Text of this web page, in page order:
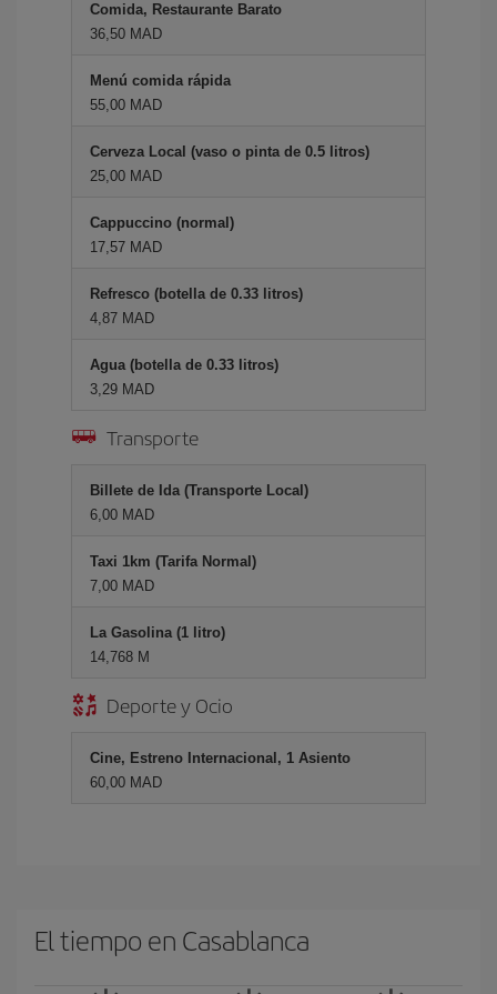
Comida, Restaurante Barato
36,50 MAD
Menú comida rápida
55,00 MAD
Cerveza Local (vaso o pinta de 0.5 litros)
25,00 MAD
Cappuccino (normal)
17,57 MAD
Refresco (botella de 0.33 litros)
4,87 MAD
Agua (botella de 0.33 litros)
3,29 MAD
Transporte
Billete de Ida (Transporte Local)
6,00 MAD
Taxi 1km (Tarifa Normal)
7,00 MAD
La Gasolina (1 litro)
14,768 M
Deporte y Ocio
Cine, Estreno Internacional, 1 Asiento
60,00 MAD
El tiempo en Casablanca